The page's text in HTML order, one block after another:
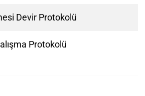
Devir Protokolü
Protokolü